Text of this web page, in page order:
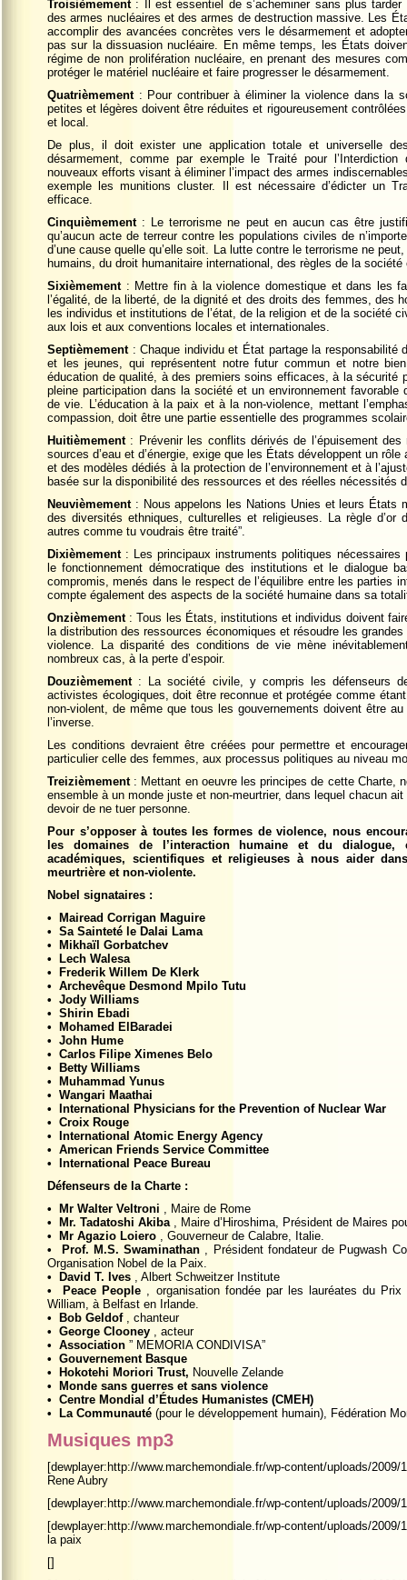
Troisièmement : Il est essentiel de s’acheminer sans plus
des armes nucléaires et des armes de destruction massive. Les
accomplir des avancées concrètes vers le désarmement et
pas sur la dissuasion nucléaire. En même temps, les États
régime de non prolifération nucléaire, en prenant des mesures
protéger le matériel nucléaire et faire progresser le désarmement.
Quatrièmement : Pour contribuer à éliminer la violence dans la
petites et légères doivent être réduites et rigoureusement
et local.
De plus, il doit exister une application totale et universelle
désarmement, comme par exemple le Traité pour
nouveaux efforts visant à éliminer l’impact des armes
exemple les munitions cluster. Il est nécessaire d’édicter un
efficace.
Cinquièmement : Le terrorisme ne peut en aucun cas être
qu’aucun acte de terreur contre les populations civiles de
d’une cause quelle qu’elle soit. La lutte contre le terrorisme ne
humains, du droit humanitaire international, des règles de la
Sixièmement : Mettre fin à la violence domestique et dans les
l’égalité, de la liberté, de la dignité et des droits des femmes, des
les individus et institutions de l’état, de la religion et de la société
aux lois et aux conventions locales et internationales.
Septièmement : Chaque individu et État partage la responsabilité
et les jeunes, qui représentent notre futur commun et notre
éducation de qualité, à des premiers soins efficaces, à la sécurité
pleine participation dans la société et un environnement
de vie. L’éducation à la paix et à la non-violence, mettant
compassion, doit être une partie essentielle des programmes
Huitièmement : Prévenir les conflits dérivés de l’épuisement
sources d’eau et d’énergie, exige que les États développent un
et des modèles dédiés à la protection de l’environnement et à
basée sur la disponibilité des ressources et des réelles nécessités
Neuvièmement : Nous appelons les Nations Unies et leurs États
des diversités ethniques, culturelles et religieuses. La règle d’or
autres comme tu voudrais être traité”.
Dixièmement : Les principaux instruments politiques
le fonctionnement démocratique des institutions et le dialogue
compromis, menés dans le respect de l’équilibre entre les parties
compte également des aspects de la société humaine dans sa
Onzièmement : Tous les États, institutions et individus doivent
la distribution des ressources économiques et résoudre les
violence. La disparité des conditions de vie mène
nombreux cas, à la perte d’espoir.
Douzièmement : La société civile, y compris les défenseurs
activistes écologiques, doit être reconnue et protégée comme
non-violent, de même que tous les gouvernements doivent être
l’inverse.
Les conditions devraient être créées pour permettre et
particulier celle des femmes, aux processus politiques au niveau
Treizièmement : Mettant en oeuvre les principes de cette Charte,
ensemble à un monde juste et non-meurtrier, dans lequel chacun
devoir de ne tuer personne.
Pour s’opposer à toutes les formes de violence, nous
les domaines de l’interaction humaine et du dialogue,
académiques, scientifiques et religieuses à nous aider
meurtrière et non-violente.
Nobel signataires :
• Mairead Corrigan Maguire
• Sa Sainteté le Dalai Lama
• Mikhaïl Gorbatchev
• Lech Walesa
• Frederik Willem De Klerk
• Archevêque Desmond Mpilo Tutu
• Jody Williams
• Shirin Ebadi
• Mohamed ElBaradei
• John Hume
• Carlos Filipe Ximenes Belo
• Betty Williams
• Muhammad Yunus
• Wangari Maathai
• International Physicians for the Prevention of Nuclear War
• Croix Rouge
• International Atomic Energy Agency
• American Friends Service Committee
• International Peace Bureau
Défenseurs de la Charte :
• Mr Walter Veltroni , Maire de Rome
• Mr. Tadatoshi Akiba , Maire d’Hiroshima, Président de Maires
• Mr Agazio Loiero , Gouverneur de Calabre, Italie.
• Prof. M.S. Swaminathan , Président fondateur de Pugwash
Organisation Nobel de la Paix.
• David T. Ives , Albert Schweitzer Institute
• Peace People , organisation fondée par les lauréates du
William, à Belfast en Irlande.
• Bob Geldof, chanteur
• George Clooney , acteur
• Association ” MEMORIA CONDIVISA”
• Gouvernement Basque
• Hokotehi Moriori Trust, Nouvelle Zelande
• Monde sans guerres et sans violence
• Centre Mondial d’Études Humanistes (CMEH)
• La Communauté (pour le développement humain), Fédération
Musiques mp3
[dewplayer:http://www.marchemondiale.fr/wp-content/uploads/
Rene Aubry
[dewplayer:http://www.marchemondiale.fr/wp-content/uploads/
[dewplayer:http://www.marchemondiale.fr/wp-content/uploads/
la paix
[]